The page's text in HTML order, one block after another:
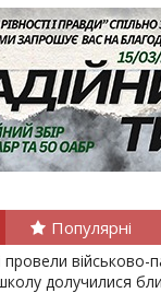
Популярні
військово-
долучилися